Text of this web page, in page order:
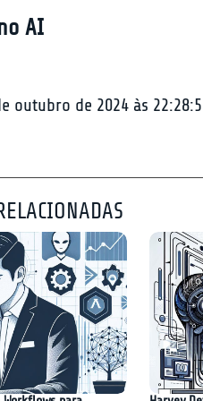
AI
outubro de 2024 às